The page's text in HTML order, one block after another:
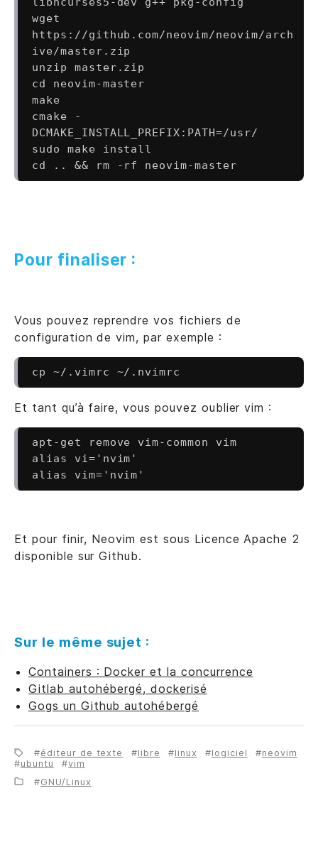
wget
https://github.com/neovim/neovim/arch
ive/master.zip
unzip master.zip
cd neovim-master
make
cmake -
DCMAKE_INSTALL_PREFIX:PATH=/usr/
sudo make install
Pour finaliser :
Vous pouvez reprendre vos fichiers de
configuration de vim, par exemple :
Et tant qu’à faire, vous pouvez oublier vim :
apt-get remove vim-common vim
alias vi='nvim'
Et pour finir, Neovim est sous Licence Apache 2
disponible sur Github.
Sur le même sujet :
Containers : Docker et la concurrence
Gitlab autohébergé, dockerisé
Gogs un Github autohébergé
éditeur de texte libre linux logiciel
neovim
ubuntu
vim
GNU/Linux